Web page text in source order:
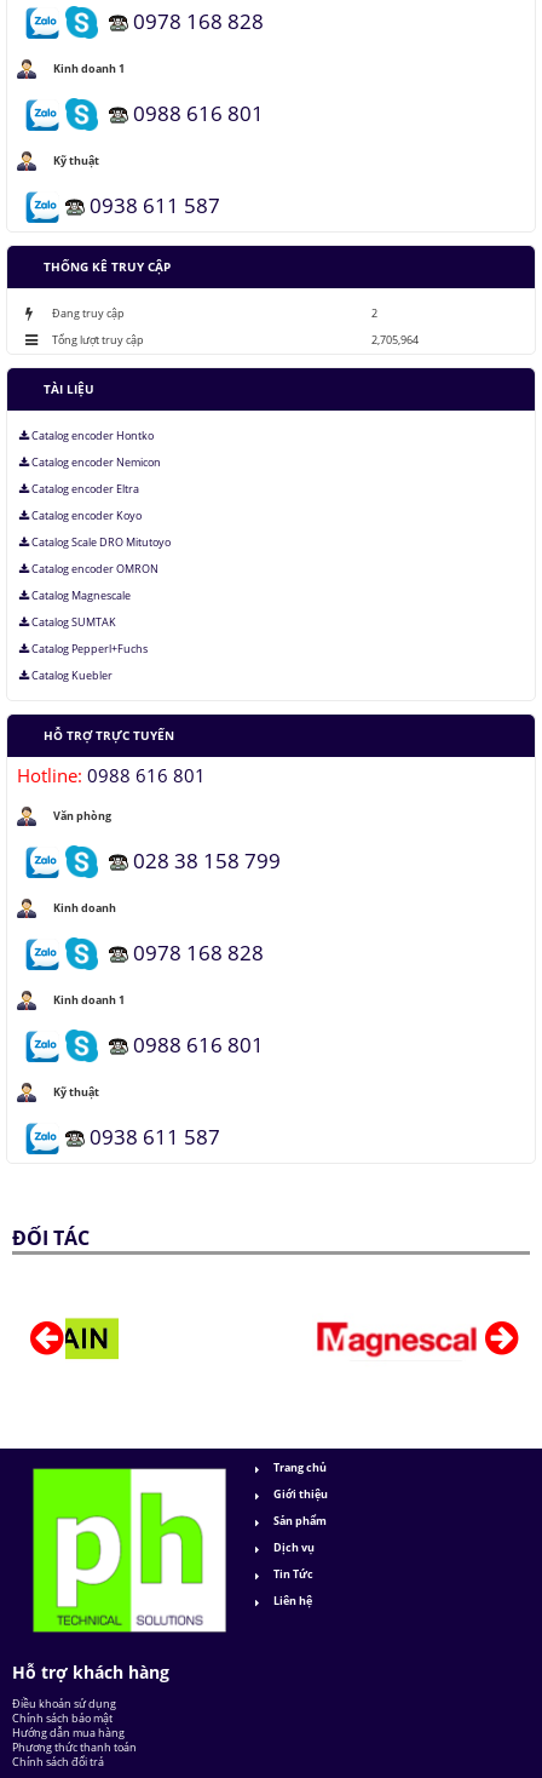
Áo chống đạn xuyên giáp bằng bọt kim loại
Những thăng trầm của trí tuệ nhân tạo
Lưu trữ hình ảnh kỹ thuật số trong ADN
0978 168 828
Kinh doanh 1
0988 616 801
Kỹ thuật
0938 611 587
THỐNG KÊ TRUY CẬP
Đang truy cập
2
Tổng lượt truy cập
2,705,964
TÀI LIỆU
Catalog encoder Hontko
Catalog encoder Nemicon
Catalog encoder Eltra
Catalog encoder Koyo
Catalog Scale DRO Mitutoyo
Catalog encoder OMRON
Catalog Magnescale
Catalog SUMTAK
Catalog Pepperl+Fuchs
Catalog Kuebler
HỖ TRỢ TRỰC TUYẾN
Hotline: 0988 616 801
Văn phòng
028 38 158 799
Kinh doanh
0978 168 828
Kinh doanh 1
0988 616 801
Kỹ thuật
0938 611 587
ĐỐI TÁC
Trang chủ
Giới thiệu
Sản phẩm
Dịch vụ
Tin Tức
Liên hệ
Hỗ trợ khách hàng
Điều khoản sử dụng
Chính sách bảo mật
Hướng dẫn mua hàng
Phương thức thanh toán
Chính sách đổi trả